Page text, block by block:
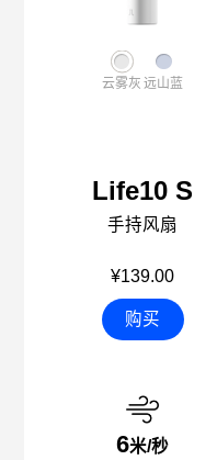
云雾灰 远山蓝
Life10 S
手持风扇
¥139.00
购买
6米/秒